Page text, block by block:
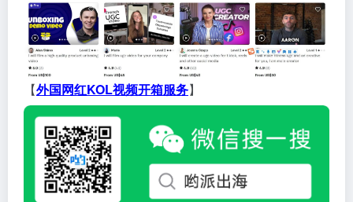
【外国网红KOL视频开箱服务】